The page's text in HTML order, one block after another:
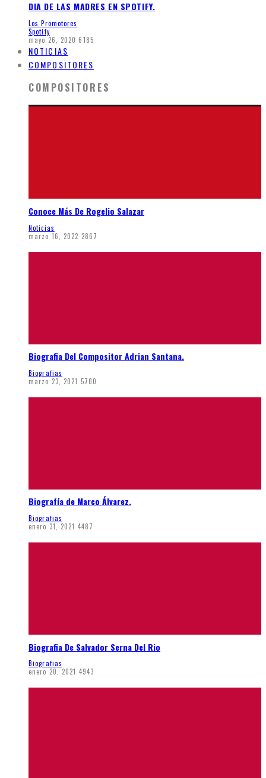
DIA DE LAS MADRES EN SPOTIFY.
Los Promotores
Spotify
mayo 26, 2020 6185
NOTICIAS
COMPOSITORES
COMPOSITORES
Conoce Más De Rogelio Salazar
Noticias
marzo 16, 2022 2867
Biografia Del Compositor Adrian Santana.
Biografias
marzo 23, 2021 5700
Biografía de Marco Álvarez.
Biografias
enero 31, 2021 4487
Biografia De Salvador Serna Del Rio
Biografias
enero 20, 2021 4943